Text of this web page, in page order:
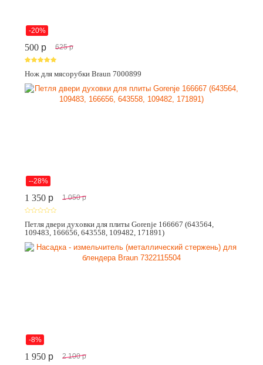
-20%
500 p 625 p
Нож для мясорубки Braun 7000899
--28%
1 350 p 1 050 p
Петля двери духовки для плиты Gorenje 166667 (643564,
109483, 166656, 643558, 109482, 171891)
-8%
1 950 p 2 100 p